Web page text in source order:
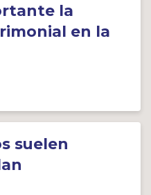
la
en la
suelen